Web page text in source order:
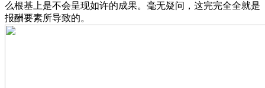
么根基上是不会呈现如许的成果。毫无疑问，这完完全全就是
报酬要素所导致的。